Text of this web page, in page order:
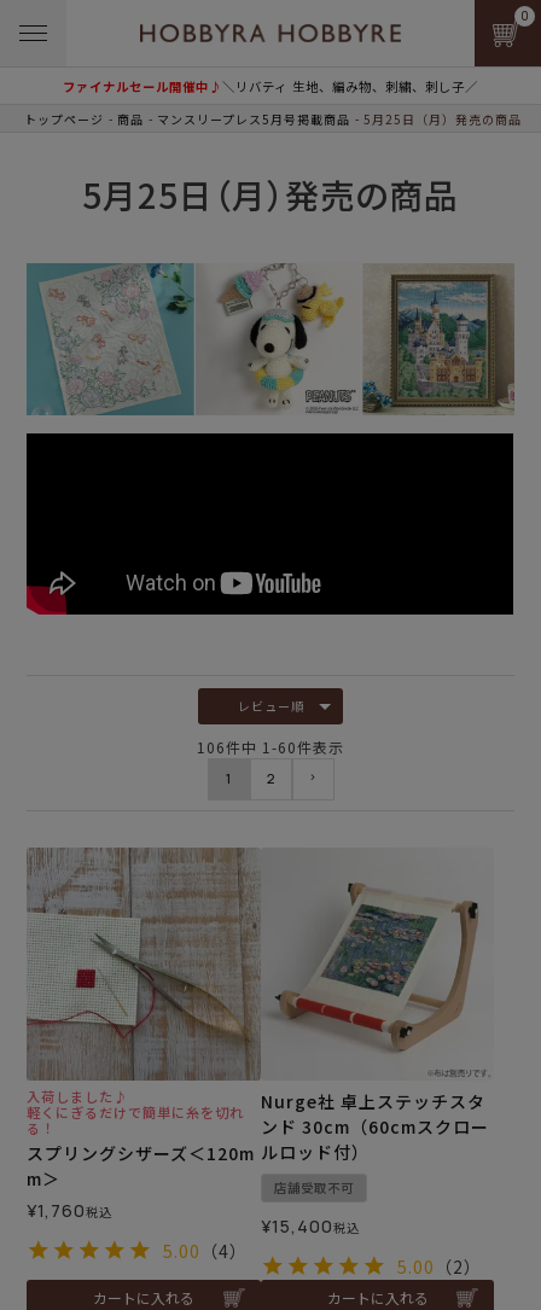
ファイナルセール開催中♪＼リバティ 生地、編み物、刺繍、刺し子／
0
トップページ 商品 マンスリープレス5月号掲載商品 5月25日（月）発売の商品
5月25日（月）発売の商品
レビュー順
106件中 1 -60件表示
1 2
入荷しました♪
軽くにぎるだけで簡単に糸を切れ
る！
スプリングシザーズ＜120m
m＞
¥1,760税込
5.00 （4）
カートに入れる
Nurge社 卓上ステッチスタ
ンド 30cm（60cmスクロー
ルロッド付）
店舗受取不可
¥15,400税込
5.00 （2）
カートに入れる